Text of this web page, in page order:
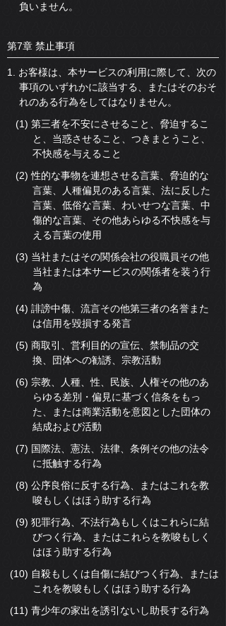
負いません。
第7章 禁止事項
1. お客様は、本サービスの利用に際して、次の
事項のいずれかに該当する、またはそのおそ
れのある行為をしてはなりません。
(1) 第三者を不安にさせること、脅迫するこ
と、当惑させること、つきまとうこと、
不快感を与えること
(2) 性的な事物を連想させる言葉、脅迫的な
言葉、人種偏見のある言葉、法に反した
言葉、低俗な言葉、わいせつな言葉、中
傷的な言葉、その他あらゆる不快感を与
える言葉の使用
(3) 当社またはその関係会社の役職員その他
当社または本サービスの関係者を装う行
為
(4) 誹謗中傷、流言その他第三者の名誉また
は信用を毀損する発言
(5) 商取引、営利目的の宣伝、禁制品の交
換、団体への勧誘、宗教活動
(6) 宗教、人種、性、民族、人権その他のあ
らゆる差別・偏見に基づく信条をもっ
た、または商業活動を意図とした団体の
結成および活動
(7) 国際法、憲法、法律、条例その他の法令
に抵触する行為
(8) 公序良俗に反する行為、またはこれを教
唆もしくはほう助する行為
(9) 犯罪行為、不法行為もしくはこれらに結
びつく行為、またはこれらを教唆もしく
はほう助する行為
(10) 自殺もしくは自傷に結びつく行為、または
これを教唆もしくはほう助する行為
(11) 青少年の家出を誘引ないし助長する行為